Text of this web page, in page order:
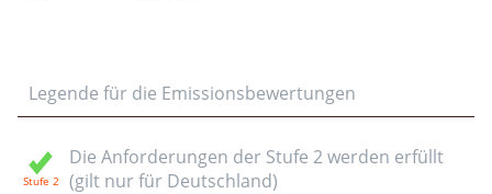
Legende für die Emissionsbewertungen
Die Anforderungen der Stufe 2 werden erfüllt
(gilt nur für Deutschland)